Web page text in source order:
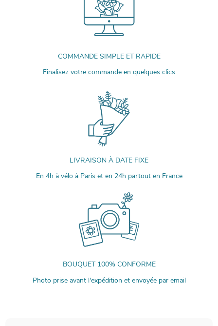
COMMANDE SIMPLE ET RAPIDE
Finalisez votre commande en quelques clics
LIVRAISON À DATE FIXE
En 4h à vélo à Paris et en 24h partout en France
BOUQUET 100% CONFORME
Photo prise avant l'expédition et envoyée par email